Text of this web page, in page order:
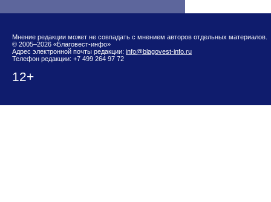
Мнение редакции может не совпадать с мнением авторов отдельных материалов.
© 2005–2026 «Благовест-инфо»
Адрес электронной почты редакции: info@blagovest-info.ru
Телефон редакции: +7 499 264 97 72
12+